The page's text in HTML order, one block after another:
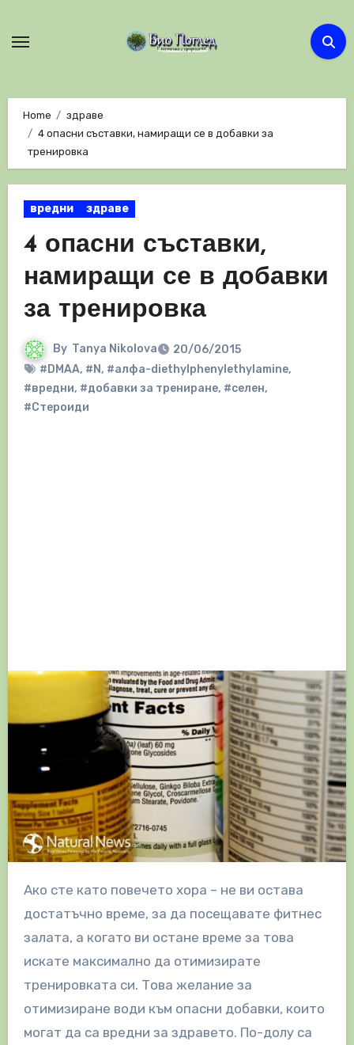
Home
здраве
4 опасни съставки, намиращи се в добавки за
тренировка
вредни здраве
4 опасни съставки,
намиращи се в добавки
за тренировка
By Tanya Nikolova
20/06/2015
#DMAA, #N, #алфа-diethylphenylethylamine,
#вредни, #добавки за трениране, #селен,
#Стероиди
Ако сте като повечето хора – не ви остава
достатъчно време, за да посещавате фитнес
залата, а когато ви остане време за това
искате максимално да отимизирате
тренировката си. Това желание за
отимизиране води към опасни добавки, които
могат да са вредни за здравето. По-долу са